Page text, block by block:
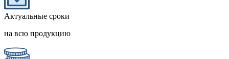
Актуальные сроки
на всю продукцию